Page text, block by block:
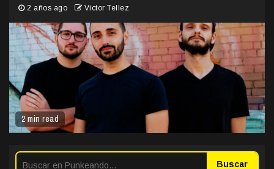
2 min read
2 años ago Victor Tellez
Buscar